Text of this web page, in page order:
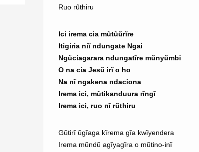
Ruo rũthiru
Ici irema cia mũtũũrĩre
Itigiria niĩ ndungate Ngai
Ngũciagarara ndungatĩre mũnyũmbi
O na cia Jesũ irĩ o ho
Na nĩ ngakena ndaciona
Irema ici, mũtikanduura rĩngĩ
Irema ici, ruo nĩ rũthiru
Gũtirĩ ũgĩaga kĩrema gĩa kwĩyendera
Irema mũndũ agĩyagĩra o mũtino-inĩ